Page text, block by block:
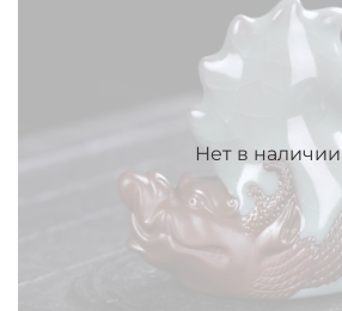
Нет в наличии